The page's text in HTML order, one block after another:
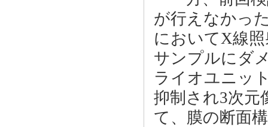
が行えなかっ
においてX線
サンプルにダ
ライオユニッ
抑制され3次元
て、膜の断面